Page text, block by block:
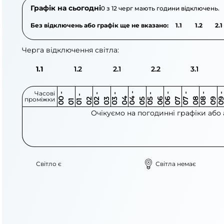
Графік на сьогодні0 з 12 черг мають години відключень.
Без відключень або графік ще не вказано: 1.1 1.2 2.1
Черга відключення світла:
1.1 1.2 2.1 2.2 3.1
Часові
проміжки 0
0
-
0 1 0
1
-
0 2 0 2
-
0 3 0 3
-
0 4 0 4
-
0 5 0 5
-
0 6 0 6
-
0 7 0 7
-
0 8 0 8
-
0 9 0
9
-
1
Очікуємо на погодинні графіки
Світло є Світла немає